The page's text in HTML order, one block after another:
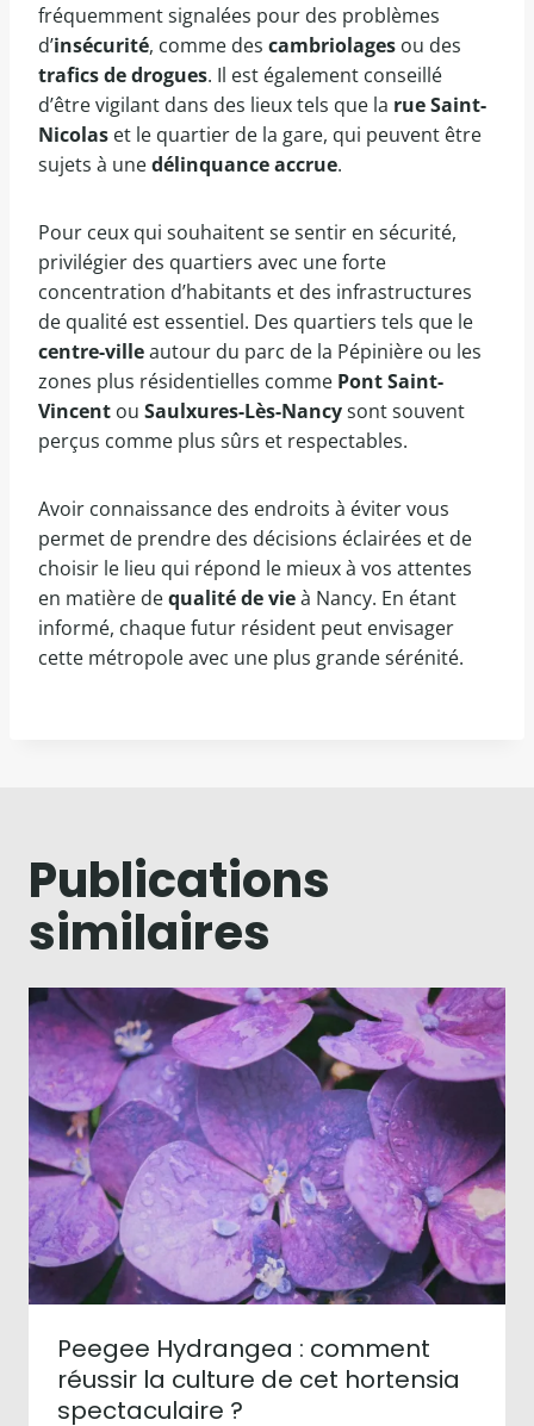
fréquemment signalées pour des problèmes
d’insécurité, comme des cambriolages ou des
trafics de drogues. Il est également conseillé
d’être vigilant dans des lieux tels que la rue Saint-
Nicolas et le quartier de la gare, qui peuvent être
sujets à unedélinquance accrue.
Pour ceux qui souhaitent se sentir en sécurité,
privilégier des quartiers avec une forte
concentration d’habitants et des infrastructures
de qualité est essentiel. Des quartiers tels que le
centre-villeautour du parc de la Pépinière ou les
zones plus résidentielles comme Pont Saint-
Vincent ou Saulxures-Lès-Nancysont souvent
perçus comme plus sûrs et respectables.
Avoir connaissance des endroits à éviter vous
permet de prendre des décisions éclairées et de
choisir le lieu qui répond le mieux à vos attentes
en matière dequalité de vieà Nancy. En étant
informé, chaque futur résident peut envisager
cette métropole avec une plus grande sérénité.
Publications
similaires
Peegee Hydrangea : comment
réussir la culture de cet hortensia
spectaculaire ?